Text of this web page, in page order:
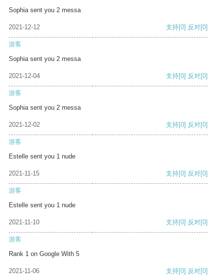
Sophia sent you 2 messa
2021-12-12 支持[0] 反对[0]
游客
Sophia sent you 2 messa
2021-12-04 支持[0] 反对[0]
游客
Sophia sent you 2 messa
2021-12-02 支持[0] 反对[0]
游客
Estelle sent you 1 nude
2021-11-15 支持[0] 反对[0]
游客
Estelle sent you 1 nude
2021-11-10 支持[0] 反对[0]
游客
Rank 1 on Google With 5
2021-11-06 支持[0] 反对[0]